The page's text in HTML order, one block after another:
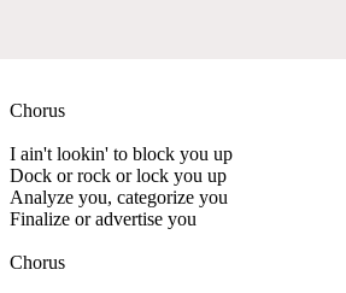
Chorus
I ain't lookin' to block you up
Dock or rock or lock you up
Analyze you, categorize you
Finalize or advertise you
Chorus